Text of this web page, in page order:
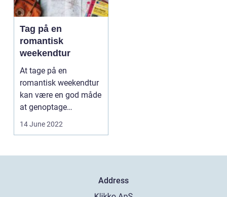
Tag på en
romantisk
weekendtur
At tage på en
romantisk weekendtur
kan være en god måde
at genoptage
kontakten med din
14 June 2022
Address